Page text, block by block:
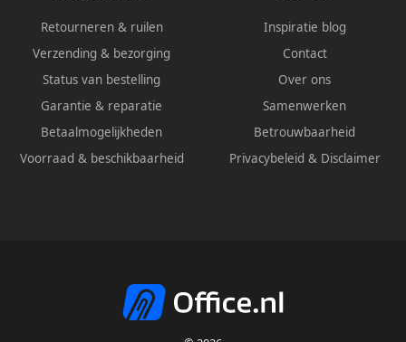
Retourneren & ruilen
Verzending & bezorging
Status van bestelling
Garantie & reparatie
Betaalmogelijkheden
Voorraad & beschikbaarheid
Inspiratie blog
Contact
Over ons
Samenwerken
Betrouwbaarheid
Privacybeleid & Disclaimer